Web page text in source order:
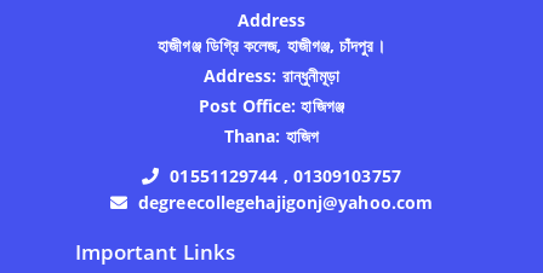
Address
হাজীগঞ্জ ডিগ্রি কলেজ, হাজীগঞ্জ, চাঁদপুর।
Address: রান্ধুনীমূড়া
Post Office: হাজিগঞ্জ
Thana: হাজিগ
01551129744 , 01309103757
degreecollegehajigonj@yahoo.com
Important Links